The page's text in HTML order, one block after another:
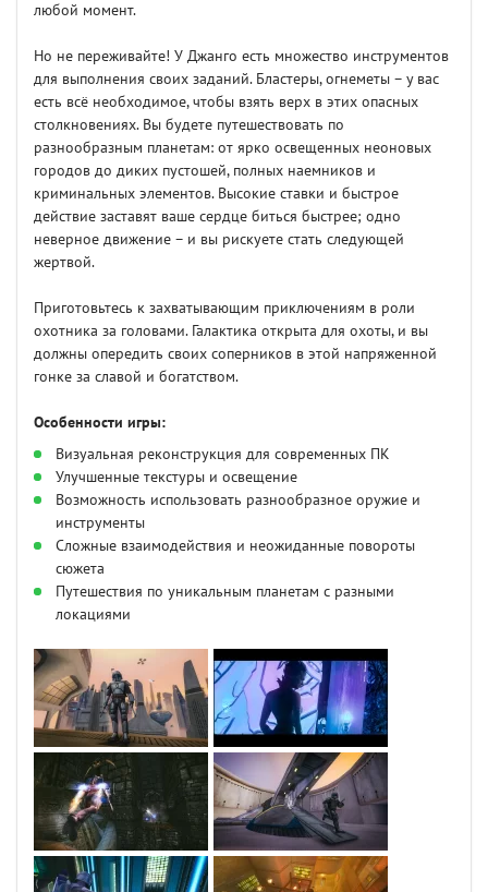
любой момент.
Но не переживайте! У Джанго есть множество инструментов
для выполнения своих заданий. Бластеры, огнеметы – у вас
есть всё необходимое, чтобы взять верх в этих опасных
столкновениях. Вы будете путешествовать по
разнообразным планетам: от ярко освещенных неоновых
городов до диких пустошей, полных наемников и
криминальных элементов. Высокие ставки и быстрое
действие заставят ваше сердце биться быстрее; одно
неверное движение – и вы рискуете стать следующей
жертвой.
Приготовьтесь к захватывающим приключениям в роли
охотника за головами. Галактика открыта для охоты, и вы
должны опередить своих соперников в этой напряженной
гонке за славой и богатством.
Особенности игры:
Визуальная реконструкция для современных ПК
Улучшенные текстуры и освещение
Возможность использовать разнообразное оружие и
инструменты
Сложные взаимодействия и неожиданные повороты
сюжета
Путешествия по уникальным планетам с разными
локациями